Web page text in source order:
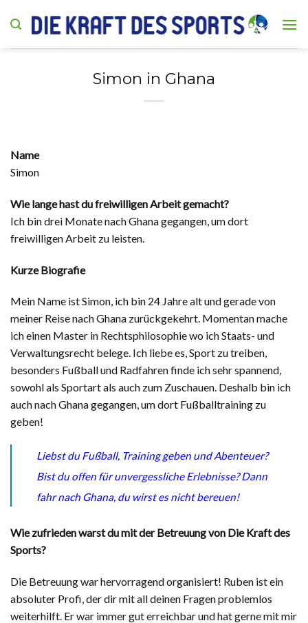
Simon in Ghana
Name
Simon
Wie lange hast du freiwilligen Arbeit gemacht?
Ich bin drei Monate nach Ghana gegangen, um dort
freiwilligen Arbeit zu leisten.
Kurze Biografie
Mein Name ist Simon, ich bin 24 Jahre alt und gerade von
meiner Reise nach Ghana zurückgekehrt. Momentan mache
ich einen Master in Rechtsphilosophie wo ich Staats- und
Verwaltungsrecht belege. Ich liebe es, Sport zu treiben,
besonders Fußball und Radfahren finde ich sehr spannend,
sowohl als Sportart als auch zum Zuschauen. Deshalb bin ich
auch nach Ghana gegangen, um dort Fußballtraining zu
geben!
Liebst du Fußball, Training geben und Abenteuer?
Bist du offen für unvergessliche Erlebnisse? Dann
fahr nach Ghana, du wirst es nicht bereuen!
Wie zufrieden warst du mit der Betreuung von Die Kraft des
Sports?
Die Betreuung war hervorragend organisiert! Ruben ist ein
absoluter Profi, der dir mit all deinen Fragen problemlos
weiterhilft. Er war immer gut erreichbar und hat gerne mit mir